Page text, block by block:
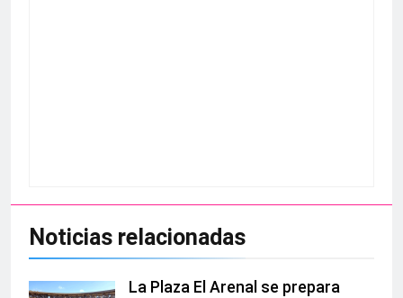
Noticias relacionadas
La Plaza El Arenal se prepara